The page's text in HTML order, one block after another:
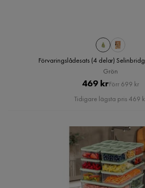
Förvaringslådesats (4 delar)
Grön
Pris
469 krOriginal
Pris
Förr 699 kr
Tidigare lägsta pris 469